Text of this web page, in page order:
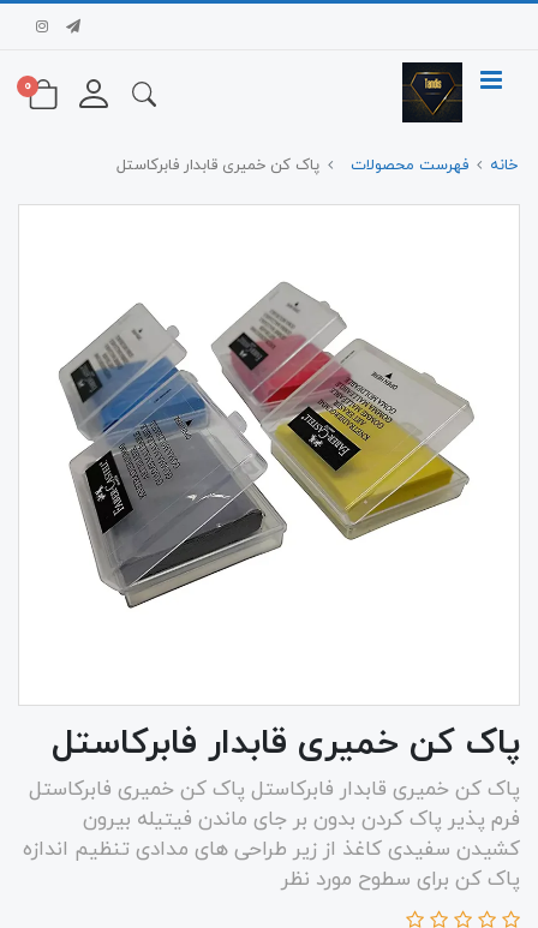
0
خانه فهرست محصولات پاک کن خمیری قابدار فابرکاستل
پاک کن خمیری قابدار فابرکاستل
پاک کن خمیری قابدار فابرکاستل پاک کن خمیری فابرکاستل
فرم پذیر پاک کردن بدون بر جای ماندن فیتیله بیرون
کشیدن سفیدی کاغذ از زیر طراحی های مدادی تنظیم اندازه
پاک کن برای سطوح مورد نظر